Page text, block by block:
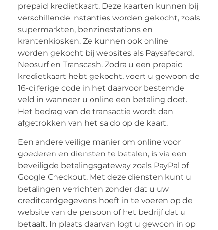
prepaid kredietkaart. Deze kaarten kunnen bij
verschillende instanties worden gekocht, zoals
supermarkten, benzinestations en
krantenkiosken. Ze kunnen ook online
worden gekocht bij websites als Paysafecard,
Neosurf en Transcash. Zodra u een prepaid
kredietkaart hebt gekocht, voert u gewoon de
16-cijferige code in het daarvoor bestemde
veld in wanneer u online een betaling doet.
Het bedrag van de transactie wordt dan
afgetrokken van het saldo op de kaart.
Een andere veilige manier om online voor
goederen en diensten te betalen, is via een
beveiligde betalingsgateway zoals PayPal of
Google Checkout. Met deze diensten kunt u
betalingen verrichten zonder dat u uw
creditcardgegevens hoeft in te voeren op de
website van de persoon of het bedrijf dat u
betaalt. In plaats daarvan logt u gewoon in op